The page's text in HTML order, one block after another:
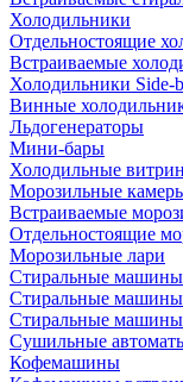
Холодильники
Отдельностоящие
Встраиваемые
Холодильники Side-
Винные
Льдогенераторы
Мини-бары
Холодильные
Морозильные
Встраиваемые
Отдельностоящие
Морозильные лари
Стиральные машины
Стиральные машины
Стиральные машины
Сушильные
Кофемашины